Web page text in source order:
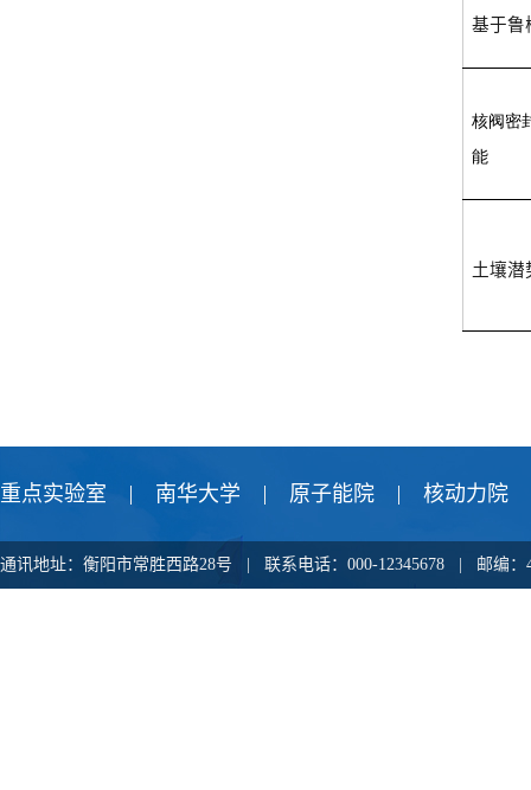
基于鲁
核阀密
能
土壤潜
重点实验室 南华大学 原子能院 核动力院
通讯地址：衡阳市常胜西路28号 | 联系电话：000-12345678 | 邮